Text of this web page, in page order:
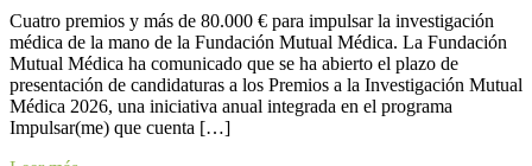
Cuatro premios y más de 80.000 € para impulsar la investigación
médica de la mano de la Fundación Mutual Médica. La Fundación
Mutual Médica ha comunicado que se ha abierto el plazo de
presentación de candidaturas a los Premios a la Investigación Mutual
Médica 2026, una iniciativa anual integrada en el programa
Impulsar(me) que cuenta […]